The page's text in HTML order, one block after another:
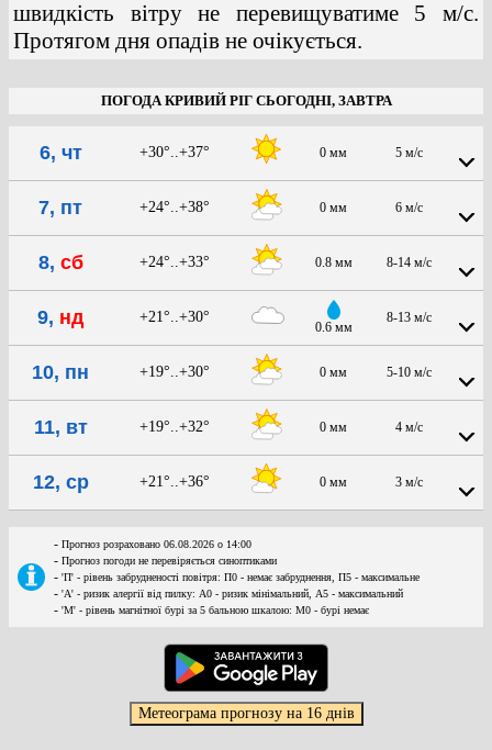
швидкість вітру не перевищуватиме 5 м/с.
Протягом дня опадів не очікується.
ПОГОДА КРИВИЙ РІГ СЬОГОДНІ, ЗАВТРА
6, чт +30°..+37° 0 мм 5 м/с
7, пт +24°..+38° 0 мм 6 м/с
8, сб +24°..+33° 0.8 мм 8-14 м/с
9, нд +21°..+30°
0.6 мм
8-13 м/с
10, пн +19°..+30° 0 мм 5-10 м/с
11, вт +19°..+32° 0 мм 4 м/с
12, ср +21°..+36° 0 мм 3 м/с
- Прогноз розраховано 06.08.2026 о 14:00
- Прогноз погоди не перевіряється синоптиками
- 'П' - рівень забрудненості повітря: П0 - немає забруднення, П5 - максимальне
- 'А' - ризик алергії від пилку: А0 - ризик мінімальний, А5 - максимальний
- 'М' - рівень магнітної бурі за 5 бальною шкалою: M0 - бурі немає